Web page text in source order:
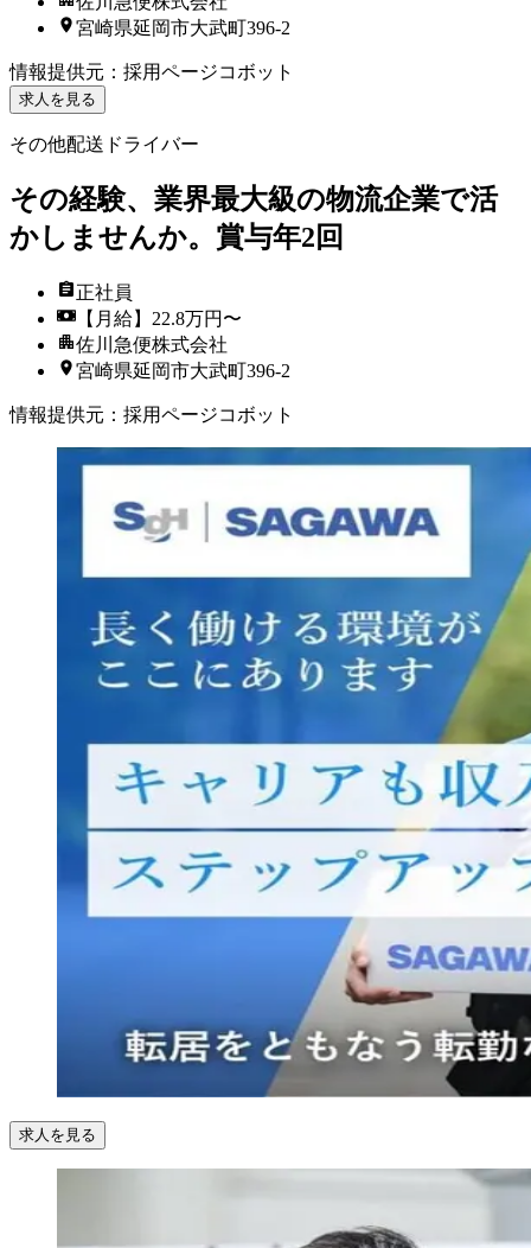
宮崎県延岡市大武町396-2
情報提供元 ： 採用ページコボット
求人を見る
その他配送ドライバー
その経験、業界最大級の物流企業で活
かしませんか。賞与年2回
正社員
【月給】22.8万円〜
佐川急便株式会社
宮崎県延岡市大武町396-2
情報提供元 ： 採用ページコボット
求人を見る